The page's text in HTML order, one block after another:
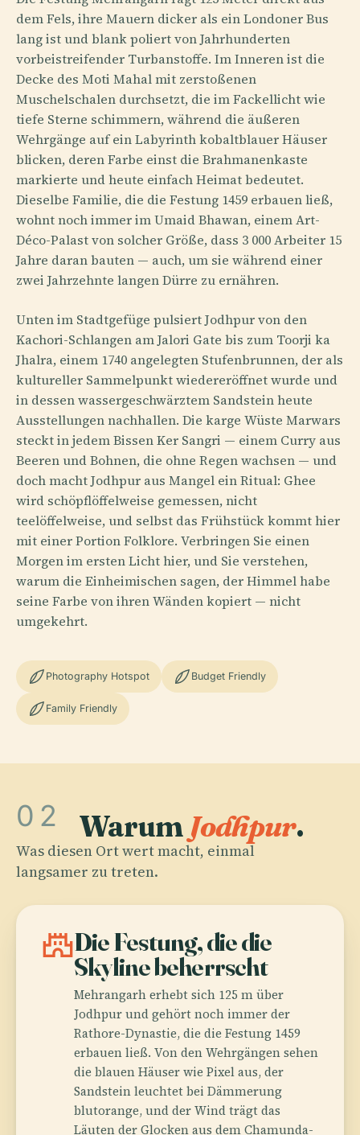
dem Fels, ihre Mauern dicker als ein Londoner Bus
lang ist und blank poliert von Jahrhunderten
vorbeistreifender Turbanstoffe. Im Inneren ist die
Decke des Moti Mahal mit zerstoßenen
Muschelschalen durchsetzt, die im Fackellicht wie
tiefe Sterne schimmern, während die äußeren
Wehrgänge auf ein Labyrinth kobaltblauer Häuser
blicken, deren Farbe einst die Brahmanenkaste
markierte und heute einfach Heimat bedeutet.
Dieselbe Familie, die die Festung 1459 erbauen ließ,
wohnt noch immer im Umaid Bhawan, einem Art-
Déco-Palast von solcher Größe, dass 3 000 Arbeiter 15
Jahre daran bauten — auch, um sie während einer
zwei Jahrzehnte langen Dürre zu ernähren.
Unten im Stadtgefüge pulsiert Jodhpur von den
Kachori-Schlangen am Jalori Gate bis zum Toorji ka
Jhalra, einem 1740 angelegten Stufenbrunnen, der als
kultureller Sammelpunkt wiedereröffnet wurde und
in dessen wassergeschwärztem Sandstein heute
Ausstellungen nachhallen. Die karge Wüste Marwars
steckt in jedem Bissen Ker Sangri — einem Curry aus
Beeren und Bohnen, die ohne Regen wachsen — und
doch macht Jodhpur aus Mangel ein Ritual: Ghee
wird schöpflöffelweise gemessen, nicht
teelöffelweise, und selbst das Frühstück kommt hier
mit einer Portion Folklore. Verbringen Sie einen
Morgen im ersten Licht hier, und Sie verstehen,
warum die Einheimischen sagen, der Himmel habe
seine Farbe von ihren Wänden kopiert — nicht
umgekehrt.
Photography Hotspot Budget Friendly
Family Friendly
02 Warum Jodhpur.
Was diesen Ort wert macht, einmal
langsamer zu treten.
castleDie Festung, die die
Skyline beherrscht
Mehrangarh erhebt sich 125 m über
Jodhpur und gehört noch immer der
Rathore-Dynastie, die die Festung 1459
erbauen ließ. Von den Wehrgängen sehen
die blauen Häuser wie Pixel aus, der
Sandstein leuchtet bei Dämmerung
blutorange, und der Wind trägt das
Läuten der Glocken aus dem Chamunda-